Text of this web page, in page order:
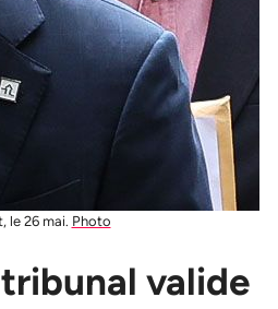
le 26 mai. Photo
valide